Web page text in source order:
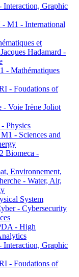
Graphic
M1 - International
et
Hadamard -
- Mathématiques
- Foudations of
- Voie Irène Joliot
Physics
- Sciences and
Biomeca -
Environnement,
- Water, Air,
System
- Cybersecurity
- High
Graphic
- Foudations of